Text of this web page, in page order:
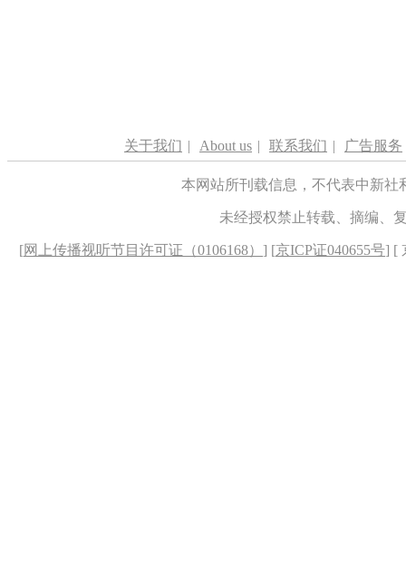
关于我们 | About us | 联系我们 | 广告服务
本网站所刊载信息，不代表中新
未经授权禁止转载、摘编、
[网上传播视听节目许可证（0106168） ] [京ICP证040655号] [